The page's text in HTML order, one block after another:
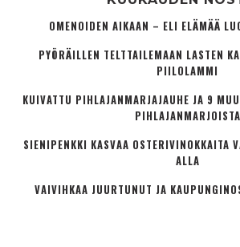
OMENOIDEN AIKAAN – ELI ELÄMÄÄ
PYÖRÄILLEN TELTTAILEMAAN LASTEN
PIILOLAMMI
KUIVATTU PIHLAJANMARJAJAUHE JA 9
PIHLAJANMARJOISTA
SIENIPENKKI KASVAA OSTERIVINOKKAITA
ALLA
VAIVIHKAA JUURTUNUT JA